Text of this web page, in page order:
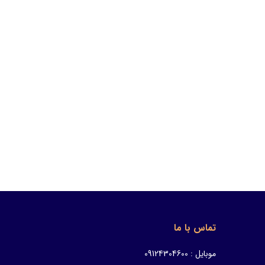
تماس با ما
موبایل : 09124304600